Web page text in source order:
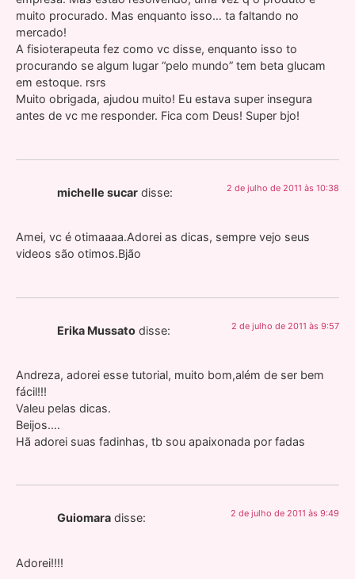
muito procurado. Mas enquanto isso… ta faltando no
mercado!
A fisioterapeuta fez como vc disse, enquanto isso to
procurando se algum lugar “pelo mundo” tem beta glucam
em estoque. rsrs
Muito obrigada, ajudou muito! Eu estava super insegura
antes de vc me responder. Fica com Deus! Super bjo!
michelle sucar disse: 2 de julho de 2011 às 10:38
Amei, vc é otimaaaa.Adorei as dicas, sempre vejo seus
videos são otimos.Bjão
Erika Mussato disse: 2 de julho de 2011 às 9:57
Andreza, adorei esse tutorial, muito bom,além de ser bem
fácil!!!
Valeu pelas dicas.
Beijos….
Hã adorei suas fadinhas, tb sou apaixonada por fadas
Guiomara disse: 2 de julho de 2011 às 9:49
Adorei!!!!